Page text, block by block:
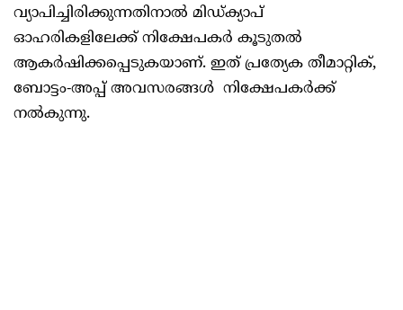
വ്യാപിച്ചിരിക്കുന്നതിനാൽ മിഡ്ക്യാപ്
ഓഹരികളിലേക്ക് നിക്ഷേപകർ കൂടുതൽ
ആകർഷിക്കപ്പെടുകയാണ്. ഇത് പ്രത്യേക തീമാറ്റിക്,
ബോട്ടം-അപ്പ് അവസരങ്ങൾ നിക്ഷേപകർക്ക്
നൽകുന്നു.